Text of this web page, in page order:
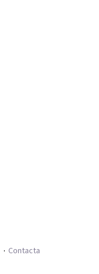
Contacta